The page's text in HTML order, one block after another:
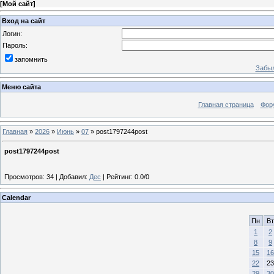
[Мой сайт]
Вход на сайт
Логин:
Пароль:
запомнить
Меню сайта
Главная страница
Главная » 2026 » Июнь » 07 » post1797244post
post1797244post
Просмотров: 34 | Добавил: Дес | Рейтинг: 0.0/0
Calendar
Пн
Вт
1
2
8
9
15
16
22
23